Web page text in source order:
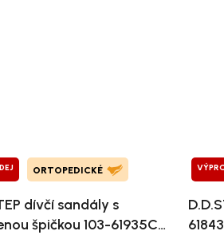
ORTOPEDICKÉ
dívčí sandály s
špičkou 103-61935C